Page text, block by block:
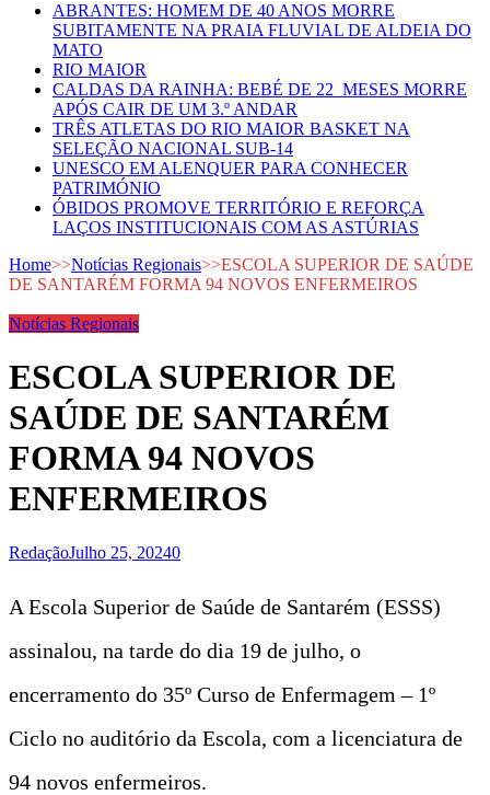
ABRANTES: HOMEM DE 40 ANOS MORRE
SUBITAMENTE NA PRAIA FLUVIAL DE ALDEIA DO
MATO
RIO MAIOR
CALDAS DA RAINHA: BEBÉ DE 22 MESES MORRE
APÓS CAIR DE UM 3.º ANDAR
TRÊS ATLETAS DO RIO MAIOR BASKET NA
SELEÇÃO NACIONAL SUB-14
UNESCO EM ALENQUER PARA CONHECER
PATRIMÓNIO
ÓBIDOS PROMOVE TERRITÓRIO E REFORÇA
LAÇOS INSTITUCIONAIS COM AS ASTÚRIAS
Home>>Notícias Regionais>>ESCOLA SUPERIOR DE SAÚDE
DE SANTARÉM FORMA 94 NOVOS ENFERMEIROS
Notícias Regionais
ESCOLA SUPERIOR DE
SAÚDE DE SANTARÉM
FORMA 94 NOVOS
ENFERMEIROS
RedaçãoJulho 25, 20240
A Escola Superior de Saúde de Santarém (ESSS)
assinalou, na tarde do dia 19 de julho, o
encerramento do 35º Curso de Enfermagem – 1º
Ciclo no auditório da Escola, com a licenciatura de
94 novos enfermeiros.